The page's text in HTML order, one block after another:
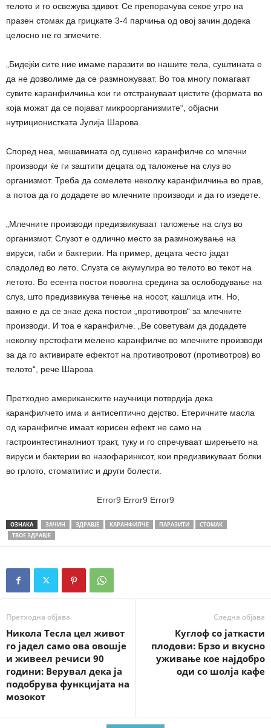
телото и го освежува здивот. Се препорачува секое утро на
празен стомак да грицкате 3-4 парчиња од овој зачин додека
целосно не го згмечите.
„Бидејќи сите ние имаме паразити во нашите тела, суштината е
да не дозволиме да се размножуваат. Во тоа многу помагаат
сувите каранфилчиња кои ги отстрануваат цистите (формата во
која можат да се појават микроорганизмите“, објасни
нутриционистката Јулија Шарова.
Според неа, мешавината од сушено каранфилче со млечни
производи ќе ги заштити децата од таложење на слуз во
организмот. Треба да сомелете неколку каранфилчиња во прав,
а потоа да го додадете во млечните производи и да го изедете.
„Млечните производи предизвикуваат таложење на слуз во
организмот. Слузот е одлично место за размножување на
вируси, габи и бактерии. На пример, децата често јадат
сладолед во лето. Слузта се акумулира во телото во текот на
летото. Во есента постои поволна средина за ослободување на
слуз, што предизвикува течење на носот, кашлица итн. Но,
важно е да се знае дека постои „противотров“ за млечните
производи. И тоа е каранфилче. „Ве советувам да додадете
неколку прстофати мелено каранфилче во млечните производи
за да го активирате ефектот на противотровот (противотров) во
телото“, рече Шарова
Претходно американските научници потврдија дека
каранфилчето има и антисептично дејство. Етеричните масла
од каранфилче имаат корисен ефект не само на
гастроинтестиналниот тракт, туку и го спречуваат ширењето на
вируси и бактерии во назофаринксот, кои предизвикуваат болки
во грлото, стоматитис и други болести.
Error9 Error9 Error9
ОЗНАКА ЗАЧИН ЗДРАВЈЕ КАРАНФИЛЧЕ ПАРАЗИТИ
СТОМАК
ТВОЕ ЗДРАВЈЕ
Претходна објава
Никола Тесла цел живот
го јадел само ова овошје
и живеел речиси 90
години: Верувал дека ја
подобрува функцијата на
мозокот
Следна објава
Куглоф со јаткасти
плодови: Брзо и вкусно
уживање кое најдобро
оди со шолја кафе